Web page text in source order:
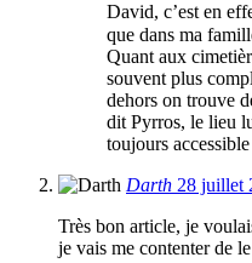
David, c’est en
que dans ma
Quant aux
souvent plus
dehors on trouve
dit Pyrros, le lieu
toujours
Darth 28 juillet
Très bon article, je
je vais me contenter de